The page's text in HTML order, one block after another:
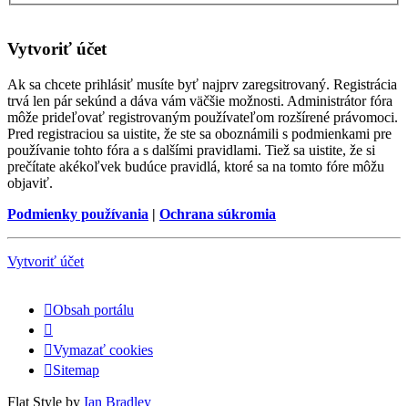
Vytvoriť účet
Ak sa chcete prihlásiť musíte byť najprv zaregsitrovaný. Registrácia
trvá len pár sekúnd a dáva vám väčšie možnosti. Administrátor fóra
môže prideľovať registrovaným používateľom rozšírené právomoci.
Pred registraciou sa uistite, že ste sa oboznámili s podmienkami pre
používanie tohto fóra a s dalšími pravidlami. Tiež sa uistite, že si
prečítate akékoľvek budúce pravidlá, ktoré sa na tomto fóre môžu
objaviť.
Podmienky používania | Ochrana súkromia
Vytvoriť účet
Obsah portálu
Vymazať cookies
Sitemap
Flat Style by Ian Bradley